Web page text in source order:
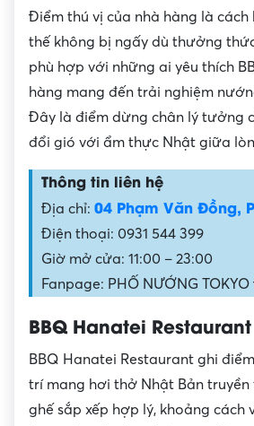
Điểm thú vị của nhà hàng là
thế không bị ngấy dù thưởng
phù hợp với những ai yêu thích
hàng mang đến trải nghiệm
Đây là điểm dừng chân lý tưởng
đổi gió với ẩm thực Nhật giữa
Thông tin liên hệ
Địa chỉ: 04 Phạm Văn Đồng,
Điện thoại: 0931 544 399
Giờ mở cửa: 11:00 – 23:00
Fanpage: PHỐ NƯỚNG
BBQ Hanatei Restaurant
BBQ Hanatei Restaurant ghi
trí mang hơi thở Nhật Bản truyền
ghế sắp xếp hợp lý, khoảng